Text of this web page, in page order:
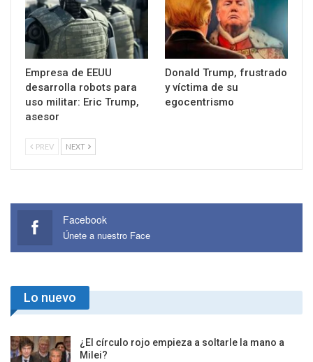
Empresa de EEUU
desarrolla robots para
uso militar: Eric Trump,
asesor
Donald Trump, frustrado
y víctima de su
egocentrismo
PREV NEXT
Facebook
Únete a nuestro Face
Lo nuevo
¿El círculo rojo empieza a soltarle la mano a
Milei?